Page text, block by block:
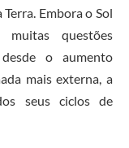
Embora o Sol
questões
o aumento
mais externa, a
seus ciclos de